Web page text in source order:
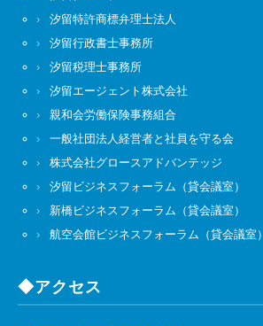
汐留特許商標弁理士法人
汐留行政書士事務所
汐留税理士事務所
汐留エージェント株式会社
親和会労働保険事務組合
一般社団法人経営者と社員を守る会
株式会社グロースアドバンテッジ
汐留ビジネスフォーラム（貸会議室）
新橋ビジネスフォーラム（貸会議室）
航空会館ビジネスフォーラム（貸会議室）
◆アクセス